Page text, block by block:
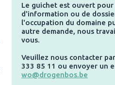
Le guichet est ouvert
d'information ou de
l'occupation du domaine
autre demande, nous
vous.
Veuillez nous contacter
333 85 11 ou envoyer un
wo@drogenbos.be